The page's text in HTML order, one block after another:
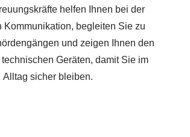
helfen Ihnen bei der
Kommunikation, begleiten Sie zu
und zeigen Ihnen den
Geräten, damit Sie im
Alltag sicher bleiben.